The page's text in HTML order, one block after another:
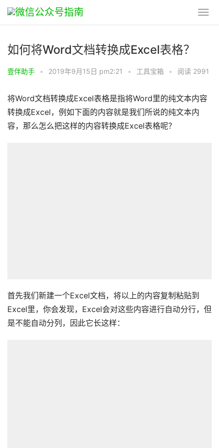
如何将Word文档转换成Excel表格？
壹伴助手 • 2019年9月15日 pm2:21 • 工具宝箱 • 阅读 2991
将Word文档转换成Excel表格是指将Word里的纯文本内容
转换成Excel，例如下面的内容就是我们所说的纯文本内
容，那么怎么把这样的内容转换成Excel表格呢？
首先我们新建一个Excel文档，将以上的内容复制粘贴到
Excel里，你会发现，Excel会对这些内容进行自动分行，但
是不能自动分列，因此它长这样：